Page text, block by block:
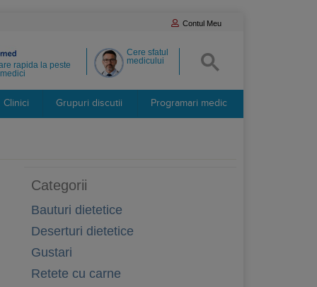
Contul Meu
Cere sfatul
medicului
rapida la peste
Clinici Grupuri discutii Programari medic
Categorii
Bauturi dietetice
Deserturi dietetice
Gustari
Retete cu carne